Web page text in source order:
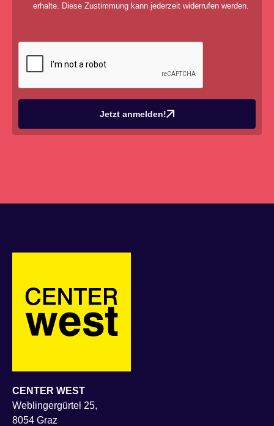
erhalte. Diese Zustimmung kann jederzeit widerrufen werden.
Jetzt anmelden!
CENTER WEST
Weblingergürtel 25,
8054 Graz